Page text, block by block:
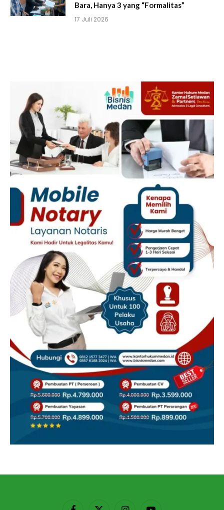
Bara, Hanya 3 yang “Formalitas”
17 Juli 2026